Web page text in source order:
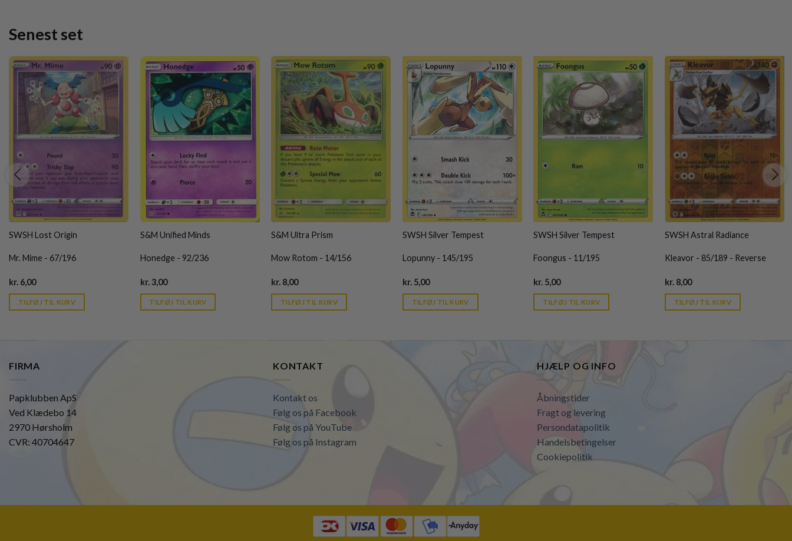
Senest set
SWSH Lost Origin
Mr. Mime - 67/196
kr. 6,00Current
is:
kr. 39,95.
TILFØJ TIL KURV
S&M Unified Minds
Honedge - 92/236
kr.3,00Current
is:
kr. 39,95.
TILFØJ TIL KURV
S&M Ultra Prism
Mow Rotom - 14/156
kr. 8,00Current
is:
kr. 39,95.
TILFØJ TIL KURV
SWSH Silver Tempest
Lopunny - 145/195
kr.5,00Current
is:
kr. 39,95.
TILFØJ TIL KURV
SWSH Silver Tempest
Foongus - 11/195
kr. 5,00Current
is:
kr. 39,95.
TILFØJ TIL KURV
SWSH Astral Radiance
Kleavor - 85/189 - Reverse
kr.8,00Current
is:
kr. 39,95.
TILFØJ TIL KURV
FIRMA
Papklubben ApS
Ved Klædebo 14
2970 Hørsholm
CVR: 40704647
KONTAKT
Kontakt os
Følg os på Facebook
Følg os på YouTube
Følg os på Instagram
HJÆLP OG INFO
Åbningstider
Fragt og levering
Persondatapolitik
Handelsbetingelser
Cookiepolitik